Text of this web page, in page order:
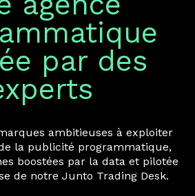
par des
ambitieuses à exploiter
la publicité programmatique,
boostées par la data et pilotée
de notre Junto Trading Desk.